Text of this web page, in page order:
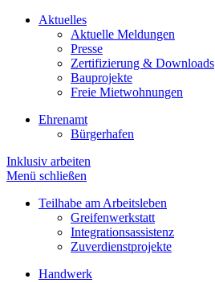
Aktuelles
Aktuelle Meldungen
Presse
Zertifizierung & Downloads
Bauprojekte
Freie Mietwohnungen
Ehrenamt
Bürgerhafen
Inklusiv arbeiten
Menü schließen
Teilhabe am Arbeitsleben
Greifenwerkstatt
Integrationsassistenz
Zuverdienstprojekte
Handwerk